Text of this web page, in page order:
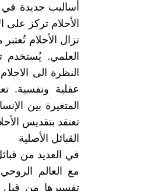
أساليب جديدة
الأحلام تركز على
تزال الأحلام
العلمي. يُستخدم
النظرة الى
عقلية ونفسية.
المتغيرة بين
تعتقد بتقديس
القبائل الأصلية
في العديد من
مع العالم
تفسيرها من قبل